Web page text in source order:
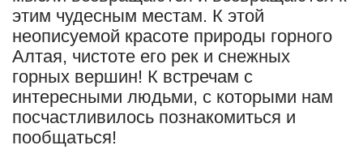
этим чудесным местам. К этой
неописуемой красоте природы горного
Алтая, чистоте его рек и снежных
горных вершин! К встречам с
интересными людьми, с которыми нам
посчастливилось познакомиться и
пообщаться!